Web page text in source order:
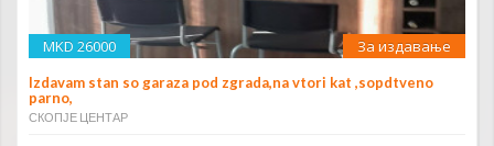
MKD 26000 За издавање
Izdavam stan so garaza pod zgrada,na vtori kat ,sopdtveno
parno,
СКОПЈЕ ЦЕНТАР